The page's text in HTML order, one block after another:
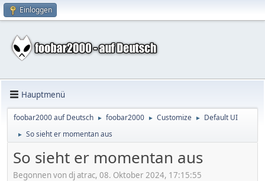
Einloggen
Hauptmenü
foobar2000 auf Deutsch ► foobar2000 ► Customize ► Default UI
► So sieht er momentan aus
So sieht er momentan aus
Begonnen von dj atrac, 08. Oktober 2024, 17:15:55